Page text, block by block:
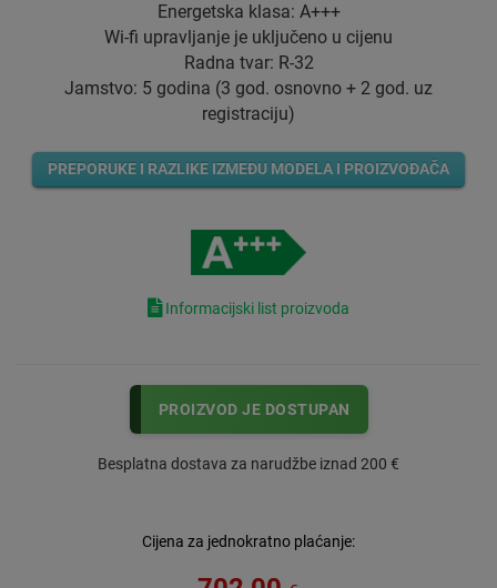
Energetska klasa: A+++
Wi-fi upravljanje je uključeno u cijenu
Radna tvar: R-32
Jamstvo: 5 godina (3 god. osnovno + 2 god. uz
registraciju)
PREPORUKE I RAZLIKE IZMEĐU MODELA I PROIZVOĐAČA
Informacijski list proizvoda
PROIZVOD JE DOSTUPAN
Besplatna dostava za narudžbe iznad 200 €
Cijena za jednokratno plaćanje: